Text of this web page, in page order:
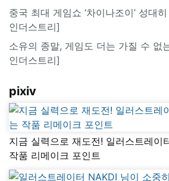
중국 최대 게임쇼 ‘차이나조이’ 성대
인더스트리]
소유의 종말, 게임도 더는 가질 수 없
인더스트리]
pixiv
지금 실력으로 재도전! 일러스트레이
작품 리메이크 포인트